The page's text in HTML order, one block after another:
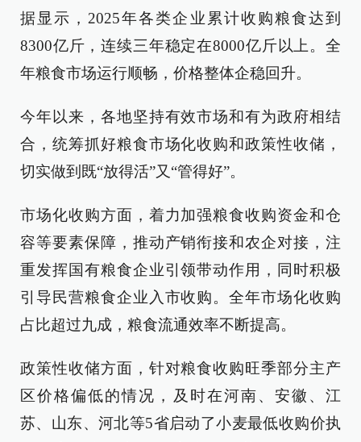
据显示，2025年各类企业累计收购粮食达到
8300亿斤，连续三年稳定在8000亿斤以上。全
年粮食市场运行顺畅，价格整体企稳回升。
今年以来，各地坚持有效市场和有为政府相结
合，统筹抓好粮食市场化收购和政策性收储，
切实做到既“放得活”又“管得好”。
市场化收购方面，着力加强粮食收购资金和仓
容等要素保障，推动产销衔接和农企对接，注
重发挥国有粮食企业引领带动作用，同时积极
引导民营粮食企业入市收购。全年市场化收购
占比超过九成，粮食流通效率不断提高。
政策性收储方面，针对粮食收购旺季部分主产
区价格偏低的情况，及时在河南、安徽、江
苏、山东、河北等5省启动了小麦最低收购价执